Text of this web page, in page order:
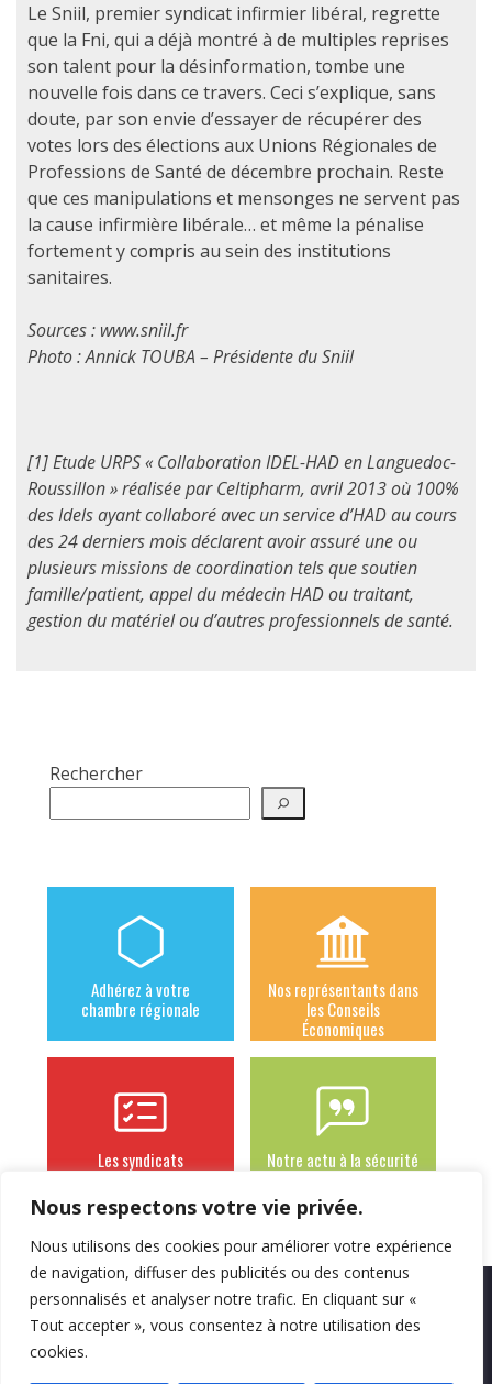
Nous respectons votre vie privée.
Nous utilisons des cookies pour améliorer votre expérience
de navigation, diffuser des publicités ou des contenus
personnalisés et analyser notre trafic. En cliquant sur «
Tout accepter », vous consentez à notre utilisation des
cookies.
Le Sniil, premier syndicat infirmier libéral, regrette
que la Fni, qui a déjà montré à de multiples reprises
son talent pour la désinformation, tombe une
nouvelle fois dans ce travers. Ceci s’explique, sans
doute, par son envie d’essayer de récupérer des
votes lors des élections aux Unions Régionales de
Professions de Santé de décembre prochain. Reste
que ces manipulations et mensonges ne servent pas
la cause infirmière libérale… et même la pénalise
fortement y compris au sein des institutions
sanitaires.
Sources : www.sniil.fr
Photo : Annick TOUBA – Présidente du Sniil
[1] Etude URPS « Collaboration IDEL-HAD en Languedoc-
Roussillon » réalisée par Celtipharm, avril 2013 où 100%
des Idels ayant collaboré avec un service d’HAD au cours
des 24 derniers mois déclarent avoir assuré une ou
plusieurs missions de coordination tels que soutien
famille/patient, appel du médecin HAD ou traitant,
gestion du matériel ou d’autres professionnels de santé.
Rechercher
Adhérez à votre
chambre régionale
Nos représentants dans
les Conseils
Économiques
Les syndicats
Notre actu à la sécurité
indépendants
Mentions légales
Politique de
confidentialité
Contact